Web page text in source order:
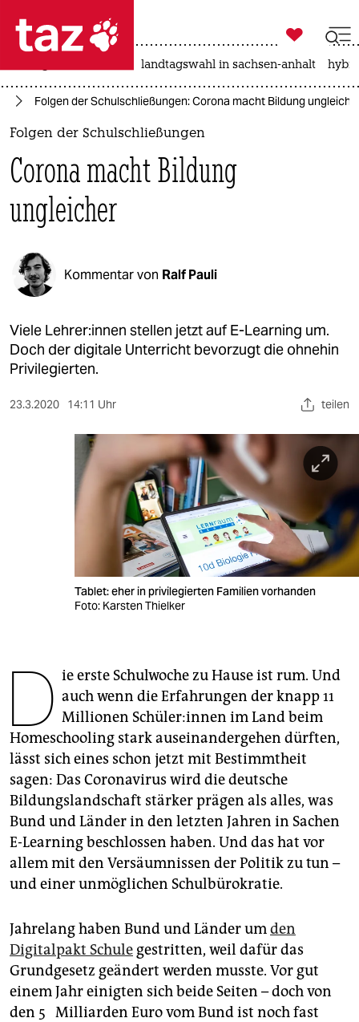
 taz zahl ich
taz zahl ich
themen
politik
öko
gesellschaft
kultur
sport
berlin
nord
wahrheit
fragen & hilfe
genossenschaft
epaper login

taz zahl ich
landtagswahl in sachsen-anhalt
Folgen der Schulschließungen: Corona macht Bildung
Folgen der Schulschließungen
Corona macht Bildung
ungleicher
Kommentar von Ralf Pauli
Viele Lehrer:innen stellen jetzt auf E-Learning um.
Doch der digitale Unterricht bevorzugt die ohnehin
Privilegierten.
23.3.2020 14:11 Uhr teilen
Tablet: eher in privilegierten Familien vorhanden
Foto: Karsten Thielker
D ie erste Schulwoche zu Hause ist rum. Und
auch wenn die Erfahrungen der knapp 11
Millionen Schüler:innen im Land beim
Home­schooling stark auseinandergehen dürften,
lässt sich eines schon jetzt mit Bestimmtheit
sagen: Das Coronavirus wird die deutsche
Bildungslandschaft stärker prägen als alles, was
Bund und Länder in den letzten Jahren in Sachen
E-Learning beschlossen haben. Und das hat vor
allem mit den Versäumnissen der Politik zu tun –
und einer unmöglichen Schulbürokratie.
Jahrelang haben Bund und Länder umden
Digitalpakt Schule gestritten, weil dafür das
Grundgesetz geändert werden musste. Vor gut
einem Jahr einigten sich beide Seiten – doch von
den 5 Mil­liar­den Euro vom Bund ist noch fast